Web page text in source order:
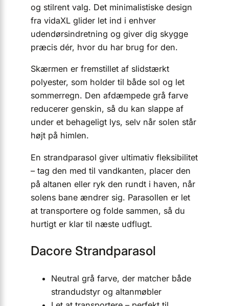
og stilrent valg. Det minimalistiske design
fra vidaXL glider let ind i enhver
udendørsindretning og giver dig skygge
præcis dér, hvor du har brug for den.
Skærmen er fremstillet af slidstærkt
polyester, som holder til både sol og let
sommerregn. Den afdæmpede grå farve
reducerer genskin, så du kan slappe af
under et behageligt lys, selv når solen står
højt på himlen.
En strandparasol giver ultimativ fleksibilitet
– tag den med til vandkanten, placer den
på altanen eller ryk den rundt i haven, når
solens bane ændrer sig. Parasollen er let
at transportere og folde sammen, så du
hurtigt er klar til næste udflugt.
Dacore Strandparasol
Neutral grå farve, der matcher både
strandudstyr og altanmøbler